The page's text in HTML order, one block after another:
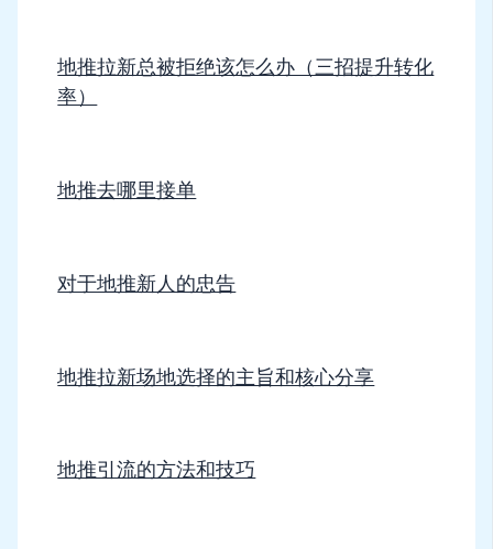
地推拉新总被拒绝该怎么办（三招提升转化
率）
地推去哪里接单
对于地推新人的忠告
地推拉新场地选择的主旨和核心分享
地推引流的方法和技巧